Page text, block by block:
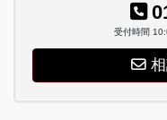
受付時間
相